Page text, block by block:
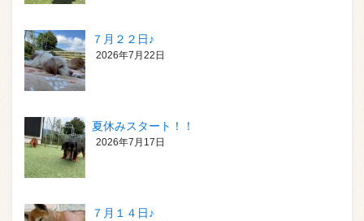
７月２２日♪
2026年7月22日
夏休みスタート！！
2026年7月17日
７月１４日♪